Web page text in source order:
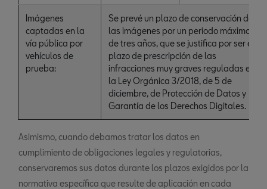
Imágenes
captadas en la
vía pública por
vehículos de
prueba:
Se prevé un plazo de conservación de
las imágenes por un periodo máximo
de tres años, que se justifica por ser el
plazo de prescripción de las
infracciones muy graves reguladas en
la Ley Orgánica 3/2018, de 5 de
diciembre, de Protección de Datos y
Garantía de los Derechos Digitales.
Asimismo, cuando debamos tratar los datos en
cumplimiento de obligaciones legales y regulatorias,
conservaremos sus datos durante los plazos exigidos por la
normativa específica que resulte de aplicación en cada